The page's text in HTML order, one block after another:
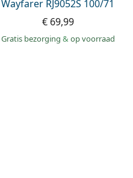
Wayfarer RJ9052S 100/71
€ 69,99
Gratis bezorging & op voorraad